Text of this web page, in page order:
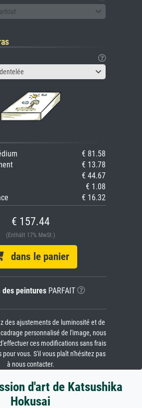
€ 81.58
€ 13.78
€ 44.67
€ 1.08
€ 16.32
€ 157.44
(Enthält 17% MwSt.)
dans le panier
des peinturesPARFAIT
des ajustements de luminosité et de
personnalisé de l'image, nous
ces modifications sans frais
vous. S'il vous plaît n'hésitez pas
à nous contacter.
d'art de Katsushika
Hokusai